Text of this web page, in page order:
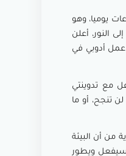
يوميا، وهو
النور، أعلن
عمل أدوبي في
مع تدوينتي
تنجح، أو ما
من أن البيئة
سيفعل ويطور